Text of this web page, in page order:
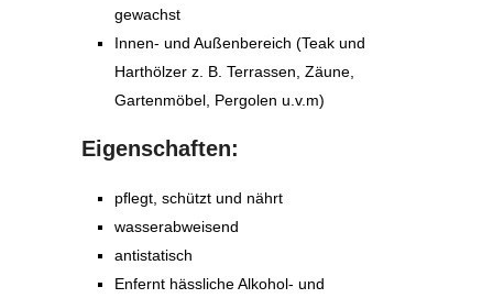
gewachst
Innen- und Außenbereich (Teak und
Harthölzer z. B. Terrassen, Zäune,
Gartenmöbel, Pergolen u.v.m)
Eigenschaften:
pﬂegt, schützt und nährt
wasserabweisend
antistatisch
Enfernt hässliche Alkohol- und